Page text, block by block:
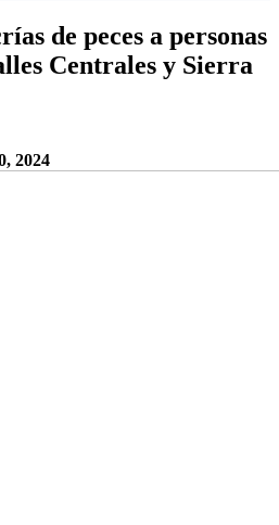
de peces a personas
Centrales y Sierra
2024